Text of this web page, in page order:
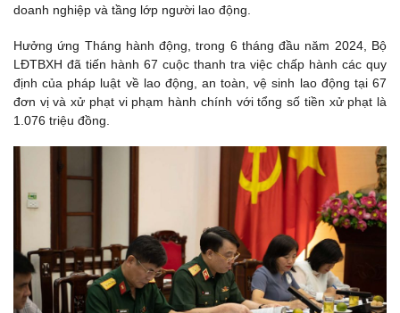
doanh nghiệp và tầng lớp người lao động.
Hưởng ứng Tháng hành động, trong 6 tháng đầu năm 2024, Bộ
LĐTBXH đã tiến hành 67 cuộc thanh tra việc chấp hành các quy
định của pháp luật về lao động, an toàn, vệ sinh lao động tại 67
đơn vị và xử phạt vi phạm hành chính với tổng số tiền xử phạt là
1.076 triệu đồng.